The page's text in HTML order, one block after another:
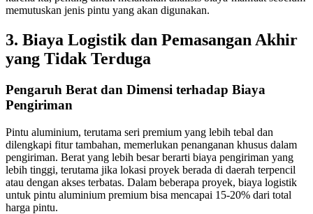
memutuskan jenis pintu yang akan digunakan.
3. Biaya Logistik dan Pemasangan Akhir
yang Tidak Terduga
Pengaruh Berat dan Dimensi terhadap Biaya
Pengiriman
Pintu aluminium, terutama seri premium yang lebih tebal dan
dilengkapi fitur tambahan, memerlukan penanganan khusus dalam
pengiriman. Berat yang lebih besar berarti biaya pengiriman yang
lebih tinggi, terutama jika lokasi proyek berada di daerah terpencil
atau dengan akses terbatas. Dalam beberapa proyek, biaya logistik
untuk pintu aluminium premium bisa mencapai 15-20% dari total
harga pintu.